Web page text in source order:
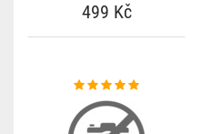
499 Kč